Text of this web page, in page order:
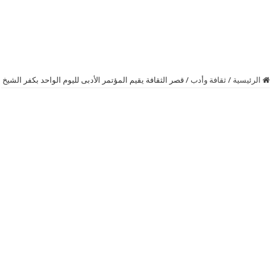
الرئيسية / ثقافة وأدب / قصر الثقافة يقيم المؤتمر الأدبى لليوم الواحد بكفر الشيخ